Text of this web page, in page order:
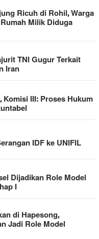
Ricuh di Rohil, Warga
Milik Diduga
TNI Gugur Terkait
Iran
III: Proses Hukum
IDF ke UNIFIL
Dijadikan Role Model
I
di Hapesong,
Jadi Role Model